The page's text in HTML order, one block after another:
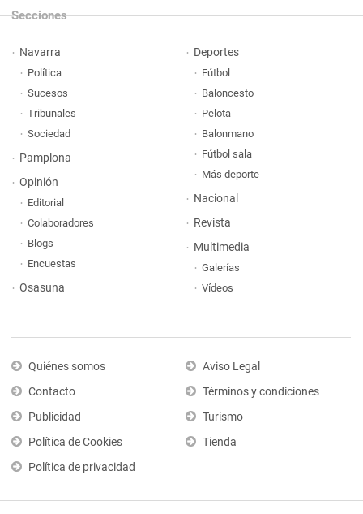
Secciones
Navarra
Política
Sucesos
Tribunales
Sociedad
Pamplona
Opinión
Editorial
Colaboradores
Blogs
Encuestas
Osasuna
Deportes
Fútbol
Baloncesto
Pelota
Balonmano
Fútbol sala
Más deporte
Nacional
Revista
Multimedia
Galerías
Vídeos
Quiénes somos
Contacto
Publicidad
Política de Cookies
Política de privacidad
Aviso Legal
Términos y condiciones
Turismo
Tienda